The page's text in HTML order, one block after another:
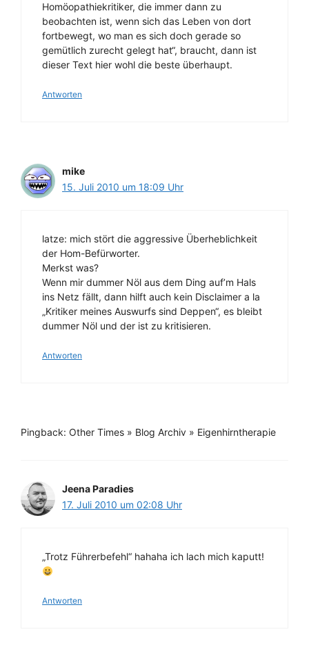
Homöopathiekritiker, die immer dann zu
beobachten ist, wenn sich das Leben von dort
fortbewegt, wo man es sich doch gerade so
gemütlich zurecht gelegt hat“, braucht, dann ist
dieser Text hier wohl die beste überhaupt.
Antworten
mike
15. Juli 2010 um 18:09 Uhr
latze: mich stört die aggressive Überheblichkeit
der Hom-Befürworter.
Merkst was?
Wenn mir dummer Nöl aus dem Ding auf’m Hals
ins Netz fällt, dann hilft auch kein Disclaimer a la
„Kritiker meines Auswurfs sind Deppen“, es bleibt
dummer Nöl und der ist zu kritisieren.
Antworten
Pingback: Other Times » Blog Archiv » Eigenhirntherapie
Jeena Paradies
17. Juli 2010 um 02:08 Uhr
„Trotz Führerbefehl“ hahaha ich lach mich kaputt!
Antworten